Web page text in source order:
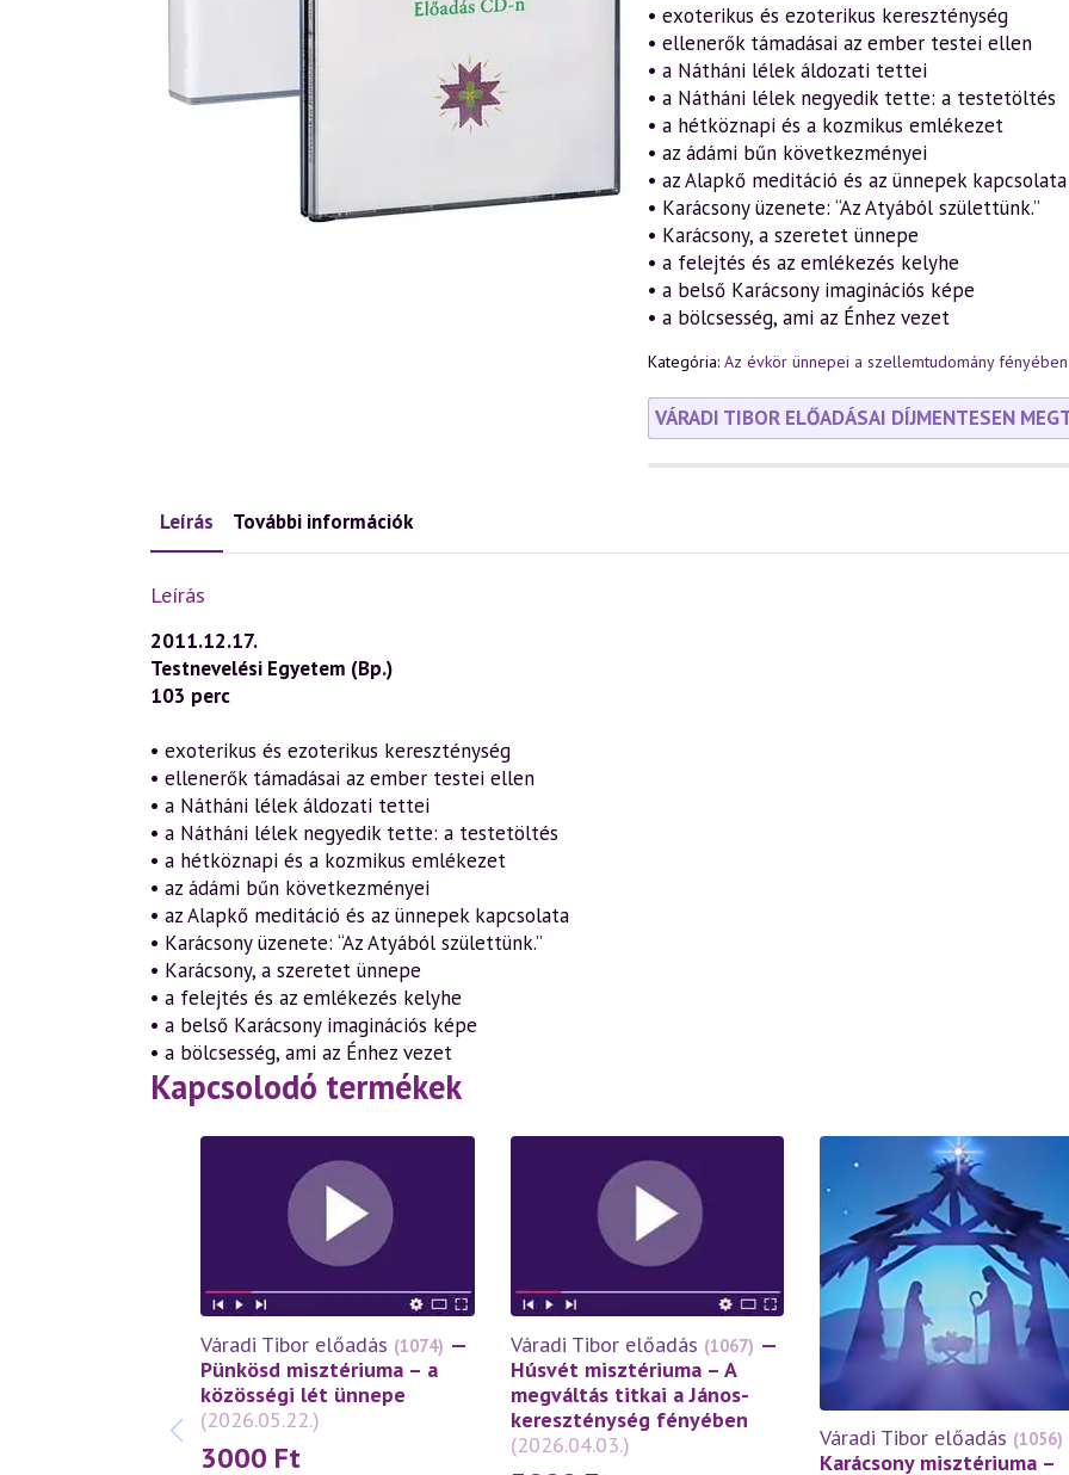
• exoterikus és ezoterikus kereszténység
• ellenerők támadásai az ember testei ellen
• a Nátháni lélek áldozati tettei
• a Nátháni lélek negyedik tette: a testetöltés
• a hétköznapi és a kozmikus emlékezet
• az ádámi bűn következményei
• az Alapkő meditáció és az ünnepek kapcsolata
• Karácsony üzenete: “Az Atyából születtünk.”
• Karácsony, a szeretet ünnepe
• a felejtés és az emlékezés kelyhe
• a belső Karácsony imaginációs képe
• a bölcsesség, ami az Énhez vezet
Kategória: Az évkör ünnepei a szellemtudomány fényében
VÁRADI TIBOR ELŐADÁSAI DÍJMENTESEN
Leírás További információk
Leírás
2011.12.17.
Testnevelési Egyetem (Bp.)
103 perc
• exoterikus és ezoterikus kereszténység
• ellenerők támadásai az ember testei ellen
• a Nátháni lélek áldozati tettei
• a Nátháni lélek negyedik tette: a testetöltés
• a hétköznapi és a kozmikus emlékezet
• az ádámi bűn következményei
• az Alapkő meditáció és az ünnepek kapcsolata
• Karácsony üzenete: “Az Atyából születtünk.”
• Karácsony, a szeretet ünnepe
• a felejtés és az emlékezés kelyhe
• a belső Karácsony imaginációs képe
• a bölcsesség, ami az Énhez vezet
Kapcsolodó termékek
Váradi Tibor előadás (1074) —
Pünkösd misztériuma – a
közösségi lét ünnepe
(2026.05.22.)
3000 Ft
Váradi Tibor előadás (1067) —
Húsvét misztériuma – A
megváltás titkai a János-
kereszténység fényében
(2026.04.03.)
Váradi Tibor előadás (1056)
Karácsony misztériuma –